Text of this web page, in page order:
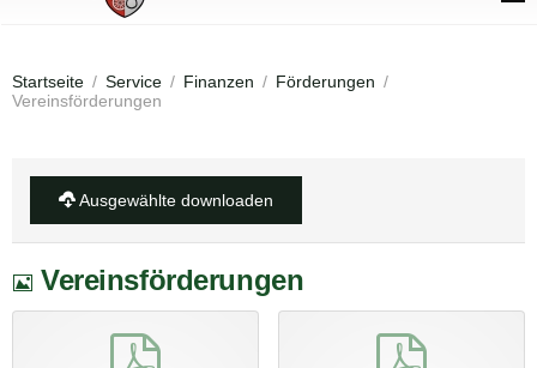
Startseite Service Finanzen
Förderungen
Vereinsförderungen
Ausgewählte downloaden
Bild
Vereinsförderungen